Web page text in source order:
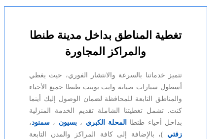
تغطية المناطق بداخل مدينة طنطا
والمراكز المجاورة
تتميز خدماتنا بالسرعة والانتشار الفوري، حيث يغطي
أسطول سيارات صيانة وايت بوينت طنطا جميع الأحياء
والمناطق التابعة للمحافظة لضمان الوصول إليك أينما
كنت. تشمل تغطيتنا الشاملة تقديم الخدمة المنزلية
بداخل أحياء طنطاالمحلة الكبري ،بسيون ، سمنود،
زفتي )، بالإضافة إلى كافة المراكز والمدن التابعة